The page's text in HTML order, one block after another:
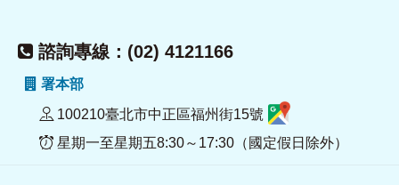
諮詢專線：(02) 4121166
署本部
100210臺北市中正區福州街15號
星期一至星期五8:30～17:30（國定假日除外）